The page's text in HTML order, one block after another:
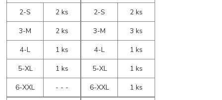
2-S
2 ks
3-M
2 ks
4-L
1 ks
5-XL
1 ks
6-XXL
- - -
2-S
2 ks
3-M
3 ks
4-L
1 ks
5-XL
1 ks
6-XXL
1 ks